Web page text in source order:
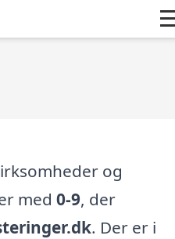
og
med 0-9, der
. Der er i